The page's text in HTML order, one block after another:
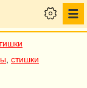
стишки